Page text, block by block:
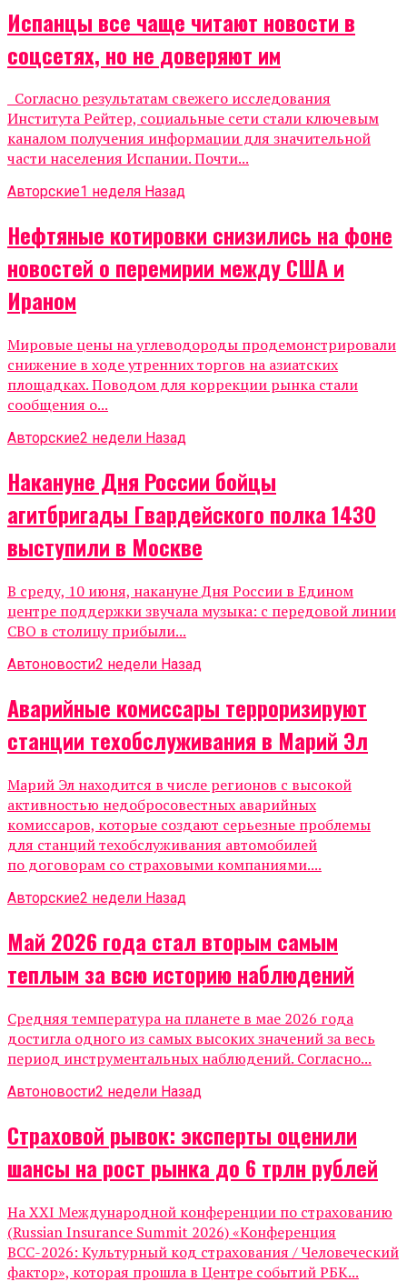
Испанцы все чаще читают новости в
соцсетях, но не доверяют им
Согласно результатам свежего исследования
Института Рейтер, социальные сети стали ключевым
каналом получения информации для значительной
части населения Испании. Почти...
Авторские1 неделя Назад
Нефтяные котировки снизились на фоне
новостей о перемирии между США и
Ираном
Мировые цены на углеводороды продемонстрировали
снижение в ходе утренних торгов на азиатских
площадках. Поводом для коррекции рынка стали
сообщения о...
Авторские2 недели Назад
Накануне Дня России бойцы
агитбригады Гвардейского полка 1430
выступили в Москве
В среду, 10 июня, накануне Дня России в Едином
центре поддержки звучала музыка: с передовой линии
СВО в столицу прибыли...
Автоновости2 недели Назад
Аварийные комиссары терроризируют
станции техобслуживания в Марий Эл
Марий Эл находится в числе регионов с высокой
активностью недобросовестных аварийных
комиссаров, которые создают серьезные проблемы
для станций техобслуживания автомобилей
по договорам со страховыми компаниями....
Авторские2 недели Назад
Май 2026 года стал вторым самым
теплым за всю историю наблюдений
Средняя температура на планете в мае 2026 года
достигла одного из самых высоких значений за весь
период инструментальных наблюдений. Согласно...
Автоновости2 недели Назад
Страховой рывок: эксперты оценили
шансы на рост рынка до 6 трлн рублей
На XXI Международной конференции по страхованию
(Russian Insurance Summit 2026) «Конференция
ВСС-2026: Культурный код страхования / Человеческий
фактор», которая прошла в Центре событий РБК...